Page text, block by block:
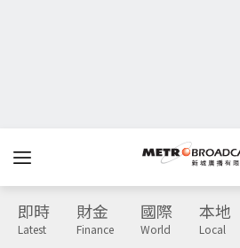
即時
Latest
財金
Finance
國際
World
本地
Local